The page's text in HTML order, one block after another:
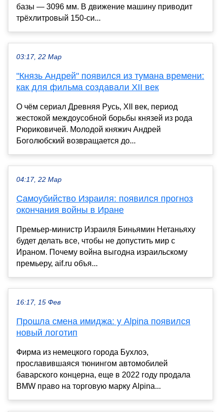
базы — 3096 мм. В движение машину приводит
трёхлитровый 150-си...
03:17, 22 Мар
"Князь Андрей" появился из тумана времени:
как для фильма создавали XII век
О чём сериал Древняя Русь, XII век, период
жестокой междоусобной борьбы князей из рода
Рюриковичей. Молодой княжич Андрей
Боголюбский возвращается до...
04:17, 22 Мар
Самоубийство Израиля: появился прогноз
окончания войны в Иране
Премьер-министр Израиля Биньямин Нетаньяху
будет делать все, чтобы не допустить мир с
Ираном. Почему война выгодна израильскому
премьеру, aif.ru объя...
16:17, 15 Фев
Прошла смена имиджа: у Alpina появился
новый логотип
Фирма из немецкого города Бухлоэ,
прославившаяся тюнингом автомобилей
баварского концерна, еще в 2022 году продала
BMW право на торговую марку Alpina...